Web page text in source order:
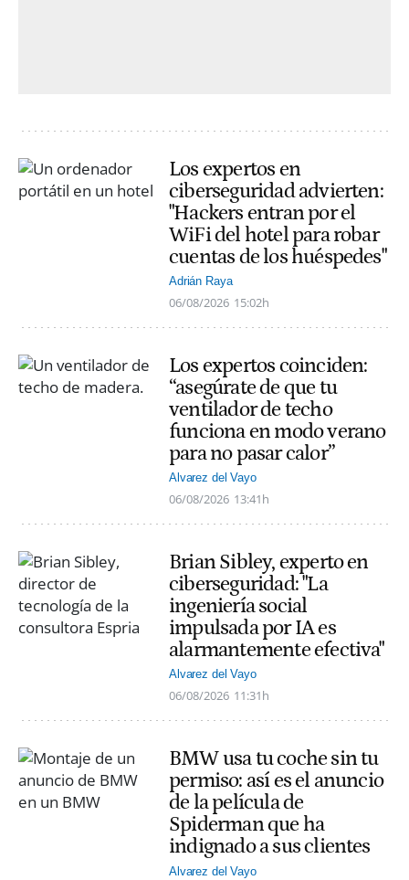
Los expertos en
ciberseguridad advierten:
"Hackers entran por el
WiFi del hotel para robar
cuentas de los huéspedes"
Adrián Raya
06/08/2026 15:02h
Los expertos coinciden:
“asegúrate de que tu
ventilador de techo
funciona en modo verano
para no pasar calor”
Alvarez del Vayo
06/08/2026 13:41h
Brian Sibley, experto en
ciberseguridad: "La
ingeniería social
impulsada por IA es
alarmantemente efectiva"
Alvarez del Vayo
06/08/2026 11:31h
BMW usa tu coche sin tu
permiso: así es el anuncio
de la película de
Spiderman que ha
indignado a sus clientes
Alvarez del Vayo